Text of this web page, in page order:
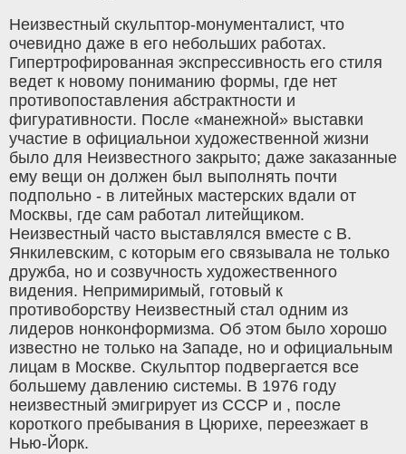
Неизвестный скульптор-монументалист, что
очевидно даже в его небольших работах.
Гипертрофированная экспрессивность его стиля
ведет к новому пониманию формы, где нет
противопоставления абстрактности и
фигуративности. После «манежной» выставки
участие в официальнои художественной жизни
было для Неизвестного закрыто; даже заказанные
ему вещи он должен был выполнять почти
подпольно - в литейных мастерских вдали от
Москвы, где сам работал литейщиком.
Неизвестный часто выставлялся вместе с В.
Янкилевским, с которым его связывала не только
дружба, но и созвучность художественного
видения. Непримиримый, готовый к
противоборству Неизвестный стал одним из
лидеров нонконформизма. Об этом было хорошо
известно не только на Западе, но и официальным
лицам в Москве. Скульптор подвергается все
большему давлению системы. В 1976 году
неизвестный эмигрирует из СССР и , после
короткого пребывания в Цюрихе, переезжает в
Нью-Йорк.